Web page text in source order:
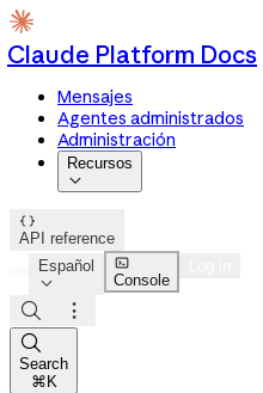
Claude Platform Docs
Mensajes
Agentes administrados
Administración
Recursos


API reference
Español


Console



Search
⌘K